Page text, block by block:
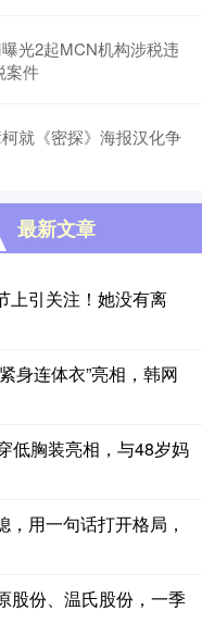
光2起MCN机构涉税违
案件
就《密探》海报汉化争
最新文章
上引关注！她没有离
身连体衣”亮相，韩网
低胸装亮相，与48岁妈
用一句话打开格局，
股份、温氏股份，一季